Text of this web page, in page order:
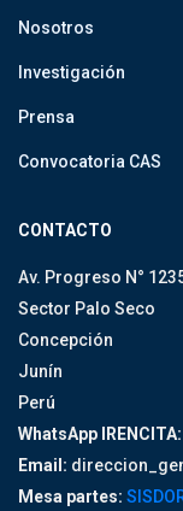
Nosotros
Investigación
Prensa
Convocatoria CAS
CONTACTO
Av. Progreso N°
Sector Palo Seco
Concepción
Junín
Perú
WhatsApp
Email:
Mesa partes: